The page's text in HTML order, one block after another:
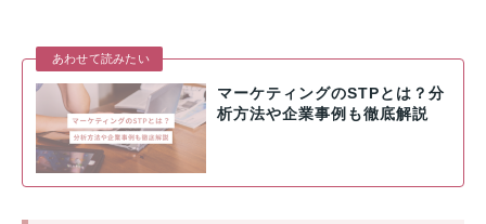
あわせて読みたい
マーケティングのSTPとは？分
析方法や企業事例も徹底解説